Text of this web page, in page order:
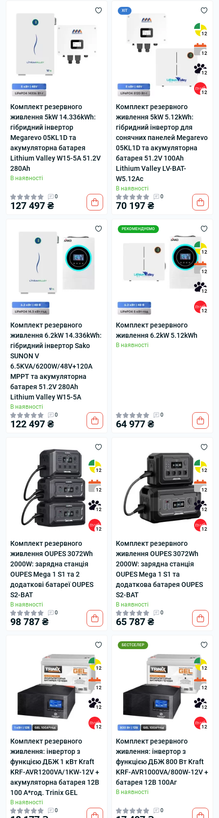
Комплект резервного
живлення 5kW 14.336kWh:
гібридний інвертор
Megarevo 05KL1D та
акумуляторна батарея
Lithium Valley W15-5A 51.2V
280Ah
В наявності
0
127 497 ₴
ХІТ
12
12
12
12
Комплект резервного
живлення 5kW 5.12kWh:
гібридний інвертор для
сонячних панелей Megarevo
05KL1D та акумуляторна
батарея 51.2V 100Ah
Lithium Valley LV-BAT-
W5.12Ac
В наявності
0
70 197 ₴
Комплект резервного
живлення 6.2kW 14.336kWh:
гібридний інвертор Sako
SUNON V
6.5KVA/6200W/48V+120A
MPPT та акумуляторна
батарея 51.2V 280Ah
Lithium Valley W15-5A
В наявності
0
122 497 ₴
РЕКОМЕНДУЄМО
12
12
12
12
Комплект резервного
живлення 6.2kW 5.12kWh
В наявності
0
64 977 ₴
12
12
12
12
Комплект резервного
живлення OUPES 3072Wh
2000W: зарядна станція
OUPES Mega 1 S1 та 2
додаткові батареї OUPES
S2-BAT
В наявності
0
98 787 ₴
12
12
12
12
Комплект резервного
живлення OUPES 3072Wh
2000W: зарядна станція
OUPES Mega 1 S1 та
додаткова батарея OUPES
S2-BAT
В наявності
0
65 787 ₴
12
12
12
12
Комплект резервного
живлення: інвертор з
функцією ДБЖ 1 кВт Kraft
KRF-AVR1200VA/1КW-12V +
акумуляторна батарея 12В
100 А*год. Trinix GEL
В наявності
0
БЕСТСЕЛЕР
12
12
12
12
Комплект резервного
живлення: інвертор з
функцією ДБЖ 800 Вт Kraft
KRF-AVR1000VA/800W-12V +
батарея 12В 100Аг
В наявності
0